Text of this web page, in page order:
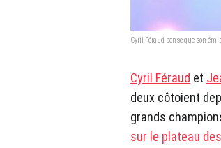
Cyril Féraud pense que son
Cyril Féraud et
deux côtoient
grands
sur le plateau